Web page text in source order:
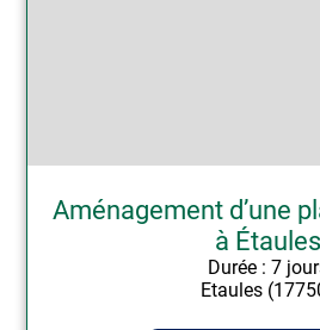
Aménagement d’une
à Étaules
Durée : 7
Etaules